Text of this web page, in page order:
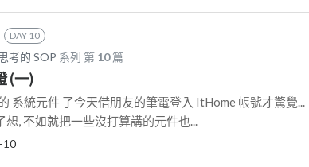
DAY 10
考的 SOP 系列 第 10篇
(一)
系統元件 了今天借朋友的筆電登入 ItHome 帳號才驚覺...
, 不如就把一些沒打算講的元件也...
10